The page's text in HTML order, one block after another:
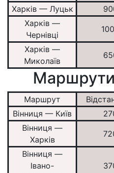
Харків — Луцьк
Харків —
Чернівці
Харків —
Миколаїв
Маршрути
Маршрут
Вінниця — Київ
Вінниця —
Харків
Вінниця —
Івано-